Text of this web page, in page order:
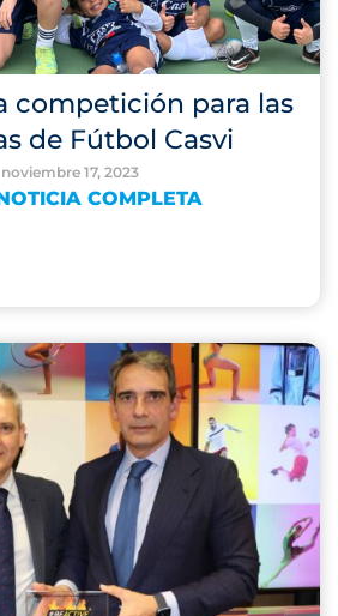
competición para las
de Fútbol Casvi
noviembre 17, 2023
COMPLETA